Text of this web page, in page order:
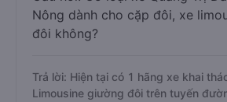
Nông dành cho cặp đôi, xe
đôi không?
Trả lời: Hiện tại có 1 hãng xe khai
Limousine giường đôi trên tuyến